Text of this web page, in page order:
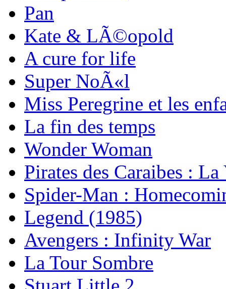
Pan
Kate & LÃ©opold
A cure for life
Super NoÃ«l
Miss Peregrine et les
La fin des temps
Wonder Woman
Pirates des Caraibes : La
Spider-Man :
Legend (1985)
Avengers : Infinity War
La Tour Sombre